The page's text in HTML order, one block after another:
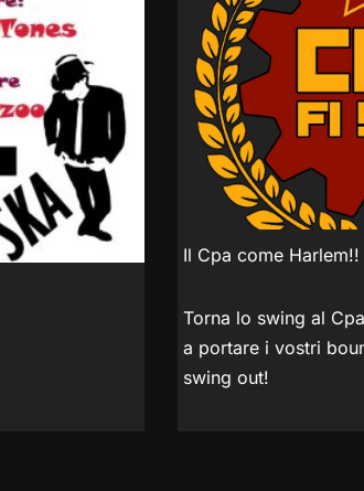
Il Cpa come
Torna lo swing al
a portare i vostri
swing out!